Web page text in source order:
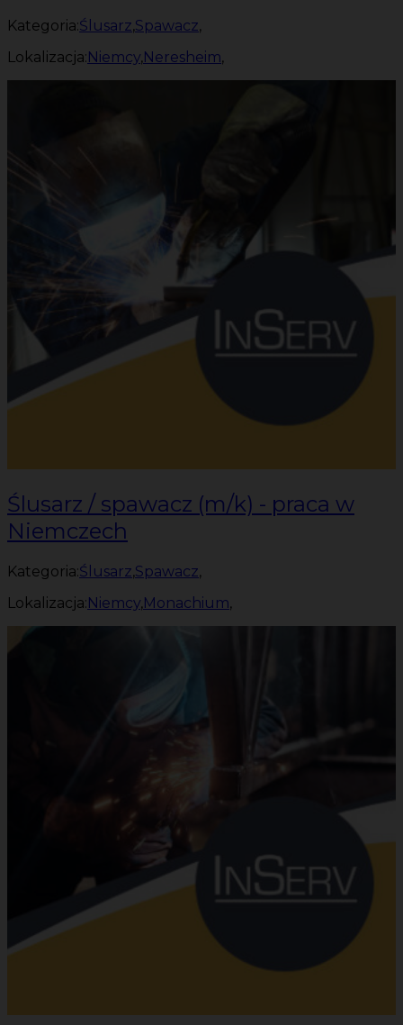
Kategoria:Ślusarz,Spawacz,
Lokalizacja:Niemcy,Neresheim,
Ślusarz / spawacz (m/k) - praca w
Niemczech
Kategoria:Ślusarz,Spawacz,
Lokalizacja:Niemcy,Monachium,